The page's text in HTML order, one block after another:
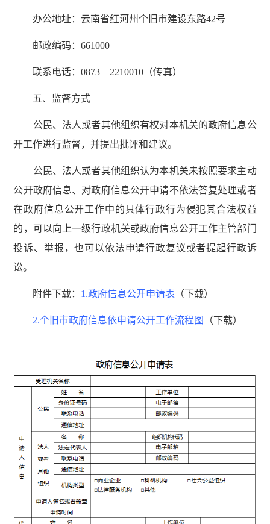
办公地址：云南省红河州个旧市建设东路42号
邮政编码：661000
联系电话：0873—2210010（传真）
五、监督方式
公民、法人或者其他组织有权对本机关的政府信息公
开工作进行监督，并提出批评和建议。
公民、法人或者其他组织认为本机关未按照要求主动
公开政府信息、对政府信息公开申请不依法答复处理或者
在政府信息公开工作中的具体行政行为侵犯其合法权益
的，可以向上一级行政机关或政府信息公开工作主管部门
投诉、举报，也可以依法申请行政复议或者提起行政诉
讼。
附件下载： 1.政府信息公开申请表 （下载）
2.个旧市政府信息依申请公开工作流程图 （下载）